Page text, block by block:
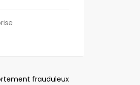
frauduleux